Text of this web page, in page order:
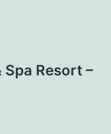
Resort –